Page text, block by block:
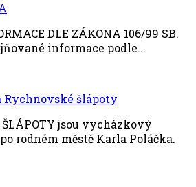
DLE ZÁKONA 106/99 SB.
informace podle...
Rychnovské šlápoty
ŠLÁPOTY jsou vycházkový
rodném městě Karla Poláčka.